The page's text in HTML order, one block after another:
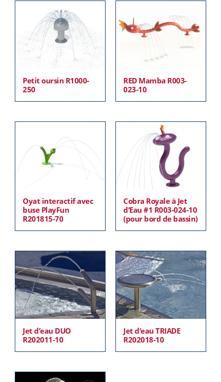
Petit oursin R1000-
250
RED Mamba R003-
023-10
Oyat interactif avec
buse PlayFun
R201815-70
Cobra Royale à Jet
d’Eau #1 R003-024-10
(pour bord de bassin)
Jet d’eau DUO
R202011-10
Jet d’eau TRIADE
R202018-10